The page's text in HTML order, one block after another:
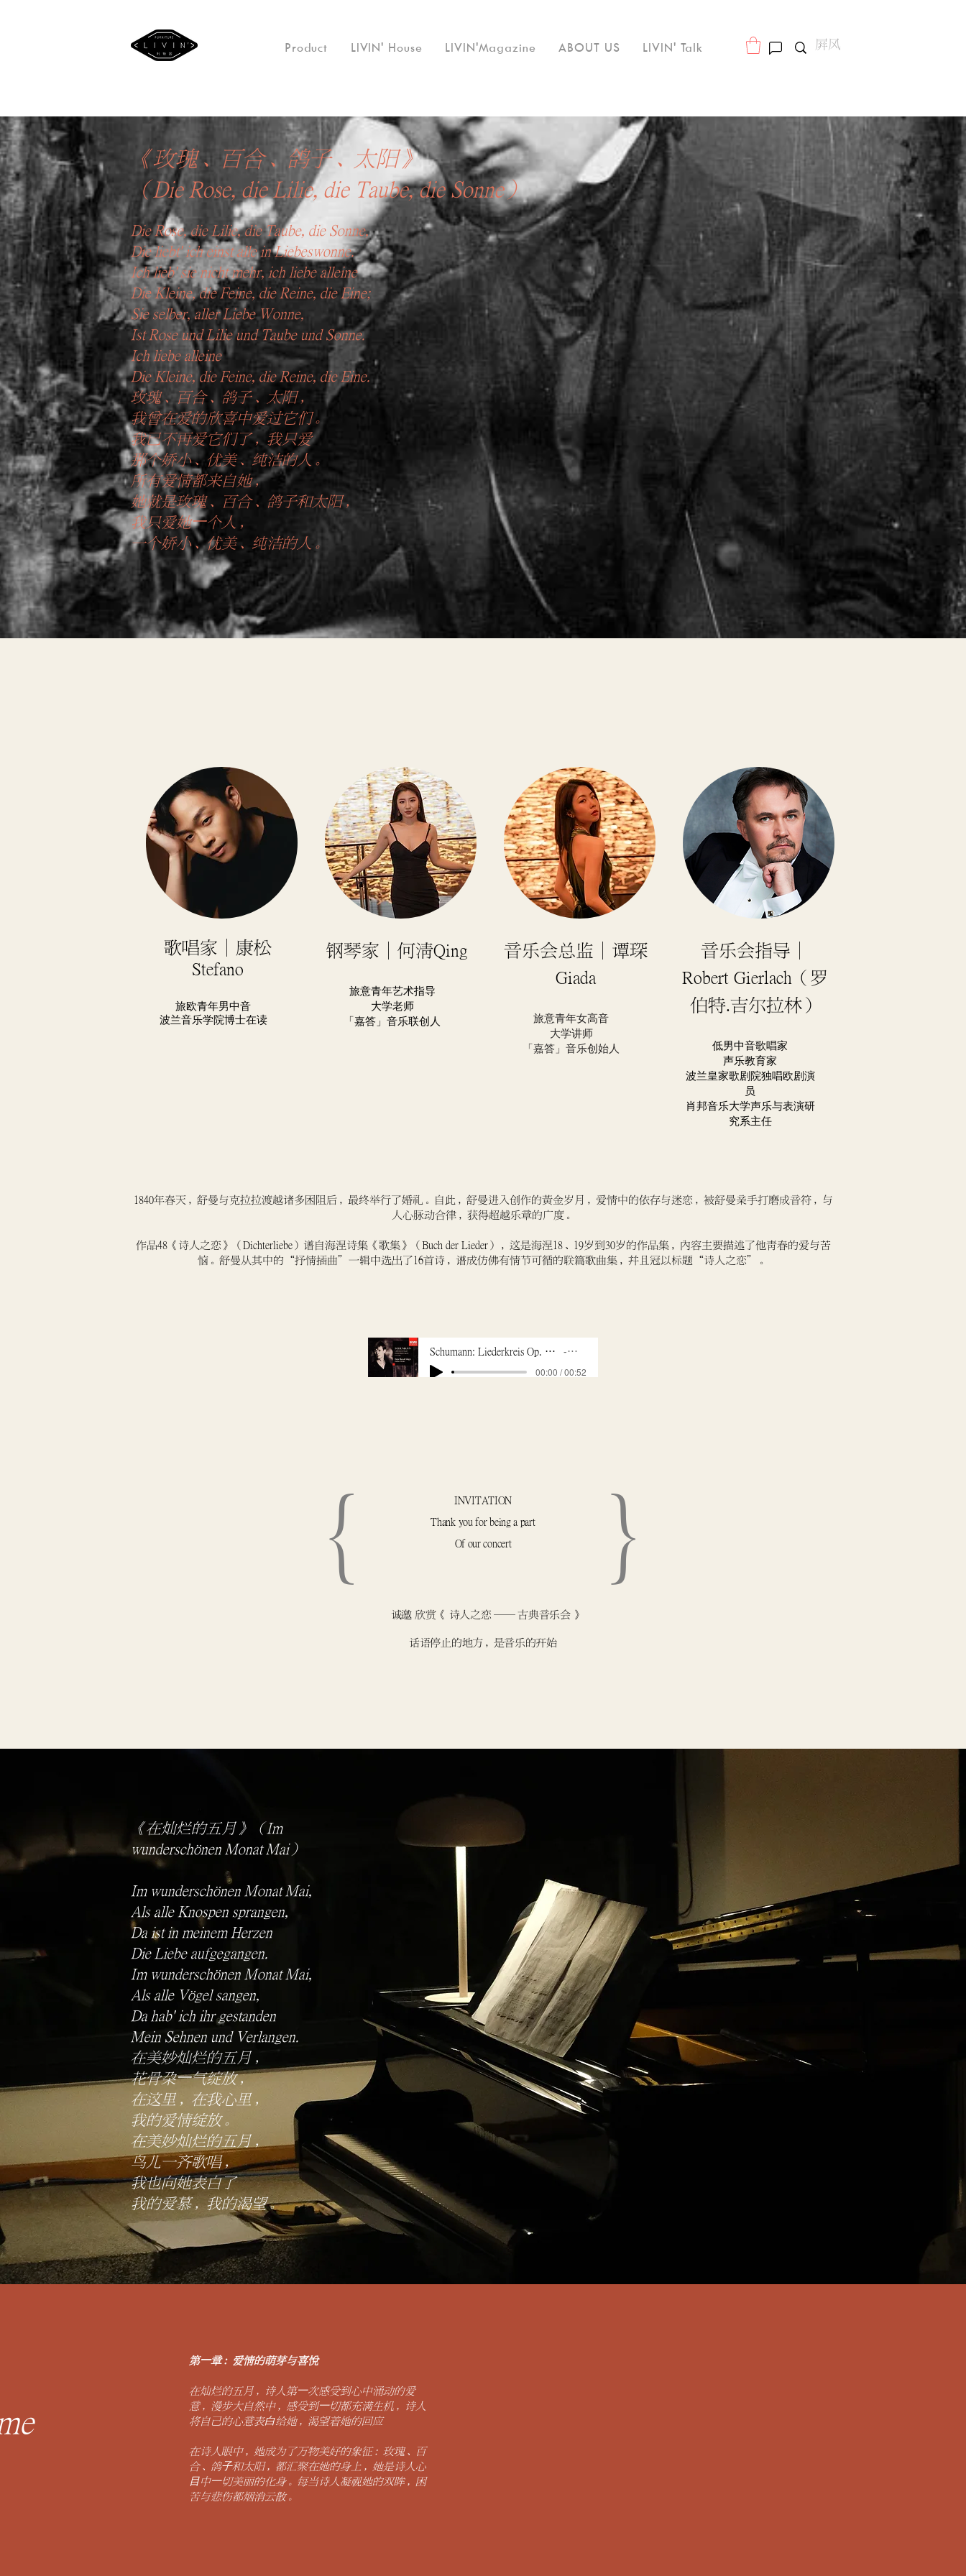
Product LIVIN' House LIVIN'Magazine ABOUT US LIVIN' Talk
《玫瑰、百合、鸽子、太阳》
（Die Rose, die Lilie, die Taube, die Sonne）
Die Rose, die Lilie, die Taube, die Sonne,
Die liebt' ich einst alle in Liebeswonne.
Ich lieb' sie nicht mehr, ich liebe alleine
Die Kleine, die Feine, die Reine, die Eine;
Sie selber, aller Liebe Wonne,
Ist Rose und Lilie und Taube und Sonne.
Ich liebe alleine
Die Kleine, die Feine, die Reine, die Eine.
玫瑰、百合、鸽子、太阳，
我曾在爱的欣喜中爱过它们。
我已不再爱它们了，我只爱
那个娇小、优美、纯洁的人。
所有爱情都来自她，
她就是玫瑰、百合、鸽子和太阳，
我只爱她⼀个人，
一个娇小、优美、纯洁的人。
歌唱家｜康松
Stefano
旅欧青年男中音
波兰音乐学院博士在读
钢琴家｜何清Qing
旅意青年艺术指导
大学老师
「嘉答」音乐联创人
音乐会总监
谭琛
Giada
旅意青年女高音
大学讲师
「嘉答」音乐创始人
音乐会指导
Robert Gierlach（罗
伯特.吉尔拉林）
低男中音歌唱家
声乐教育家
波兰皇家歌剧院独唱欧剧演
员
肖邦音乐大学声乐与表演研
究系主任
1840年春天，舒曼与克拉拉渡越诸多困阻后，最终举行了婚礼。自此，舒曼进入创作的黄金岁月，爱情中的依存与迷恋，被舒曼亲手打磨成音符，与
人心脉动合律，获得超越乐章的广度。
作品48《诗人之恋》（Dichterliebe）谱自海涅诗集《歌集》（Buch der Lieder），这是海涅18、19岁到30岁的作品集，内容主要描述了他青春的爱与苦
恼。舒曼从其中的“抒情插曲”一辑中选出了16首诗，谱成仿佛有情节可循的联篇歌曲集，并且冠以标题“诗人之恋”。
Schumann: Liederkreis Op. 24, Dichterliebe Op. 48 & 7, Lieder Schumann
00:00 / 00:52
}
{
INVITATION
Thank you for being a part
Of our concert
诚邀 欣赏《 诗人之恋 —— 古典音乐会 》
话语停止的地方，是音乐的开始
《在灿烂的五月》（Im
wunderschönen Monat Mai）
Im wunderschönen Monat Mai,
Als alle Knospen sprangen,
Da ist in meinem Herzen
Die Liebe aufgegangen.
Im wunderschönen Monat Mai,
Als alle Vögel sangen,
Da hab' ich ihr gestanden
Mein Sehnen und Verlangen.
在美妙灿烂的五月，
花骨朵⼀气绽放，
在这里，在我心里，
我的爱情绽放。
在美妙灿烂的五月，
鸟儿一齐歌唱，
我也向她表白了
我的爱慕，我的渴望。
第⼀章：爱情的萌芽与喜悦
在灿烂的五月，诗人第⼀次感受到心中涌动的爱
意， 漫步大自然中，感受到⼀切都充满生机，
诗人
将自己的心意表⽩给她，渴望着她的回应
在诗人眼中，她成为了万物美好的象征：玫瑰、百
合、鸽⼦和太阳，都汇聚在她的身上，她是诗人心
⽬中⼀切美丽的化身。每当诗人凝视她的双眸，困
苦与悲伤都烟消云散。